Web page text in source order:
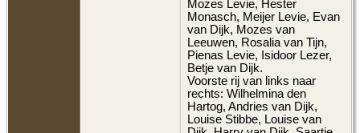
Mozes Levie, Hester
Monasch, Meijer Levie, Evan
van Dijk, Mozes van
Leeuwen, Rosalia van Tijn,
Pienas Levie, Isidoor Lezer,
Betje van Dijk.
Voorste rij van links naar
rechts: Wilhelmina den
Hartog, Andries van Dijk,
Louise Stibbe, Louise van